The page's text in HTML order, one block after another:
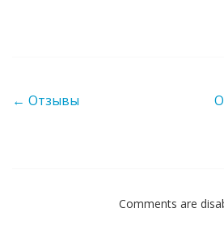
Post navigation
← Отзывы
Comments are